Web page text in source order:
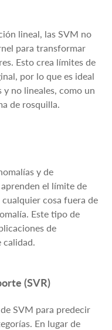
lineal, las SVM no
para transformar
Esto crea límites de
por lo que es ideal
no lineales, como un
de rosquilla.
y de
el límite de
cosa fuera de
Este tipo de
de
calidad.
(SVR)
SVM para predecir
En lugar de